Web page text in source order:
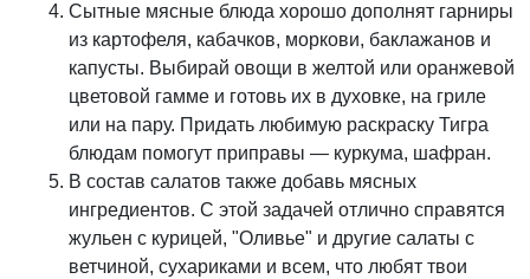
Сытные мясные блюда хорошо дополнят гарниры
из картофеля, кабачков, моркови, баклажанов и
капусты. Выбирай овощи в желтой или оранжевой
цветовой гамме и готовь их в духовке, на гриле
или на пару. Придать любимую раскраску Тигра
блюдам помогут приправы — куркума, шафран.
В состав салатов также добавь мясных
ингредиентов. С этой задачей отлично справятся
жульен с курицей, "Оливье" и другие салаты с
ветчиной, сухариками и всем, что любят твои